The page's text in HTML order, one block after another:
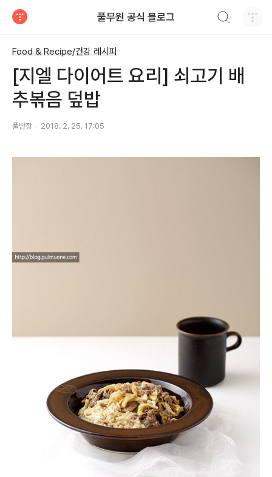
풀무원 공식 블로그
Food & Recipe/건강 레시피
[지엘 다이어트 요리] 쇠고기 배
추볶음 덮밥
풀반장 2018. 2. 25. 17:05